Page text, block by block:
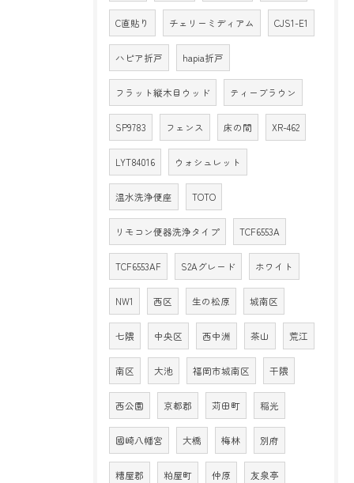
C直貼り チェリーミディアム CJS1-E1
ハピア折戸 hapia折戸
フラット縦木目ウッド ティーブラウン
SP9783 フェンス 床の間 XR-462
LYT84016 ウォシュレット
温水洗浄便座 TOTO
リモコン便器洗浄タイプ TCF6553A
TCF6553AF S2Aグレード ホワイト
NW1 西区 生の松原 城南区
七隈 中央区 西中洲 茶山 荒江
南区 大池 福岡市城南区 干隈
西公園 京都郡 苅田町 稲光
國崎八幡宮 大橋 梅林 別府
糟屋郡 粕屋町 仲原 友泉亭